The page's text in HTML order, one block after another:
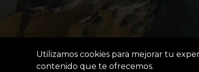
Utilizamos cookies para mejorar tu
contenido que te ofrecemos.